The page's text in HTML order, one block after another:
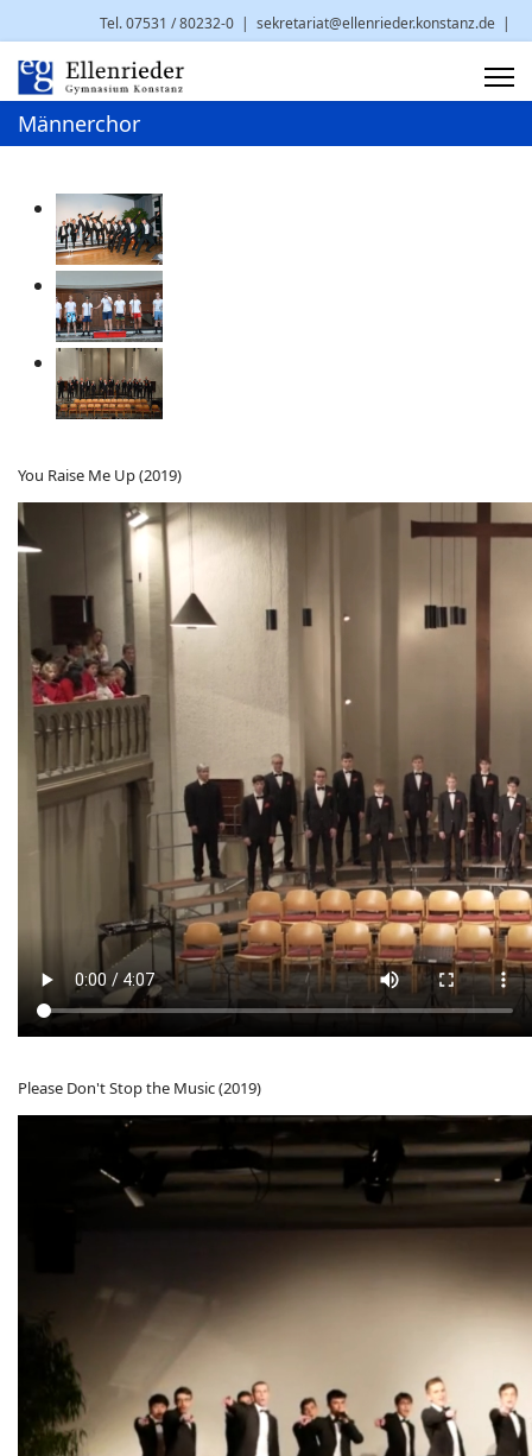
Tel. 07531 / 80232-0 | sekretariat@ellenrieder.konstanz.de |
Brauneggerstr. 29 | 78462 Konstanz
Männerchor
You Raise Me Up (2019)
Please Don't Stop the Music (2019)